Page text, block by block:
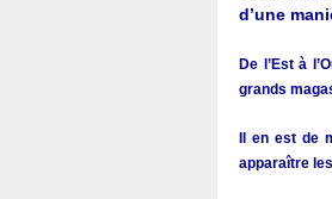
d’une
De l’Est à
grands
Il en est de
apparaître